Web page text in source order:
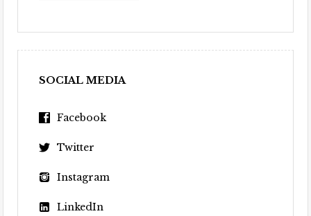
SOCIAL MEDIA
Facebook
Twitter
Instagram
LinkedIn